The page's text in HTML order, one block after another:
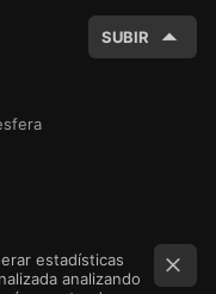
SUBIR
estadísticas
analizando